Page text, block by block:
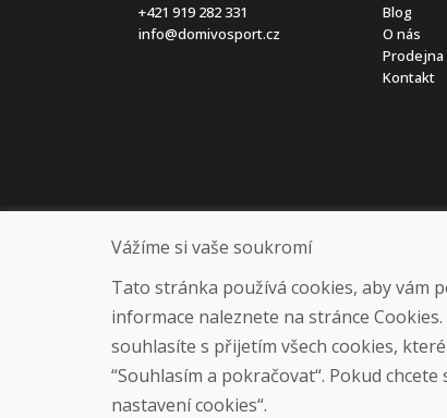
+421 919 282 331
info@domivosport.cz
Blog
O nás
Prodejna
Kontakt
Vážíme si vaše soukromí
Tato stránka používá cookies, aby vám
informace naleznete na stránce
souhlasíte s přijetím všech cookies,
“Souhlasím a pokračovat“. Pokud
nastavení cookies“.